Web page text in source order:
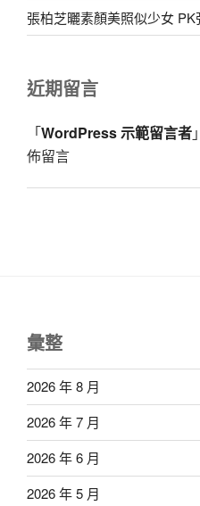
張柏芝曬素顏美照似少女
近期留言
「WordPress 示範留言者
佈留言
彙整
2026 年 8 月
2026 年 7 月
2026 年 6 月
2026 年 5 月